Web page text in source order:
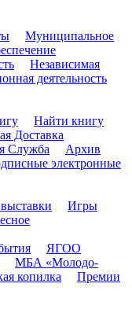
Муниципальное
Независимая
деятельность
Найти книгу
Доставка
Служба
Архив
электронные
Игры
ЯГОО
МБА «Молодо-
копилка
Премии